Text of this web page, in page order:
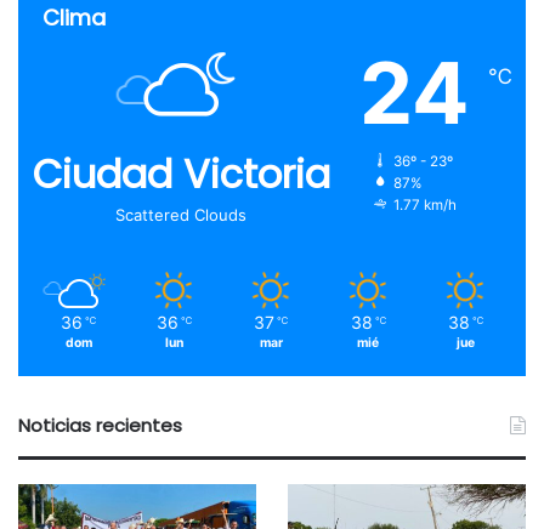
Clima
Ciudad Victoria
Scattered Clouds
24 ℃
36º - 23º
87%
1.77 km/h
36 ℃
dom
36 ℃
lun
37 ℃
mar
38 ℃
mié
38 ℃
jue
Noticias recientes